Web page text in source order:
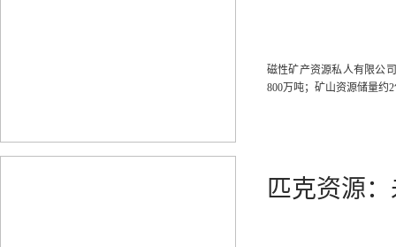
磁性矿产资源私人有限公
800万吨；矿山资源储量约
匹克资源